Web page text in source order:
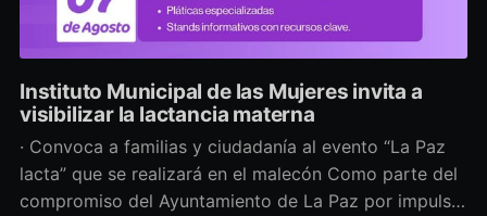
Instituto Municipal de las Mujeres invita a
visibilizar la lactancia materna
· Convoca a familias y ciudadanía al evento “La Paz
lacta” que se realizará en el malecón Como parte del
compromiso del Ayuntamiento de La Paz por impulsar